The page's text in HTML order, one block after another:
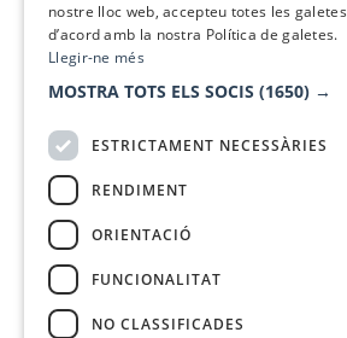
nostre lloc web, accepteu totes les galetes
d’acord amb la nostra Política de galetes.
Llegir-ne més
MOSTRA TOTS ELS SOCIS (1650) →
ESTRICTAMENT NECESSÀRIES
RENDIMENT
ORIENTACIÓ
FUNCIONALITAT
NO CLASSIFICADES